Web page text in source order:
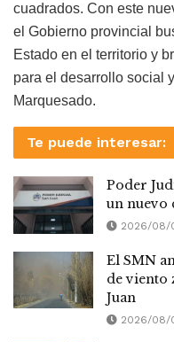
cuadrados. Con este
el Gobierno provincial
Estado en el territorio y
para el desarrollo social
Marquesado.
Te puede interesar:
Poder
un nuevo
2026/08/
El SMN
de viento
Juan
2026/08/